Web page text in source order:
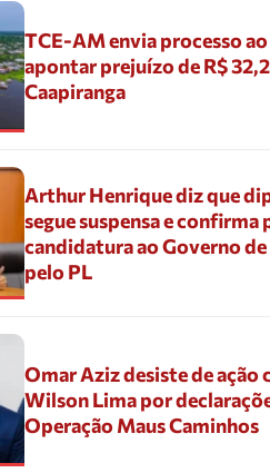
TCE-AM envia processo
apontar prejuízo de R$
Caapiranga
Arthur Henrique diz que
segue suspensa e confirma
candidatura ao Governo
pelo PL
Omar Aziz desiste de ação
Wilson Lima por
Operação Maus Caminhos